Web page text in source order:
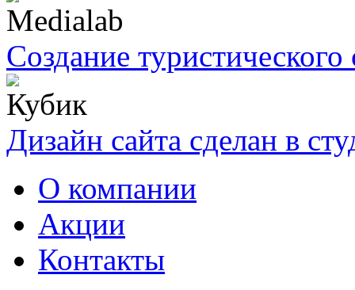
Создание туристического
Дизайн сайта сделан в
О компании
Акции
Контакты